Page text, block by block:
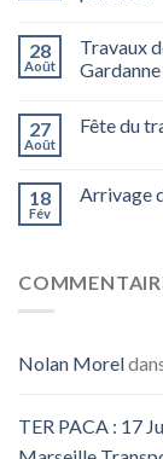
28
Août
Travaux
27
Août
Fête du
18
Fév
Arrivage
Nolan Morel
TER PACA : 17